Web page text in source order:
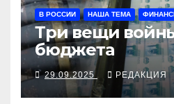
В РОССИИ НАША ТЕМА
Три вещи
бюджета
29.09.2025 РЕДАКЦИЯ